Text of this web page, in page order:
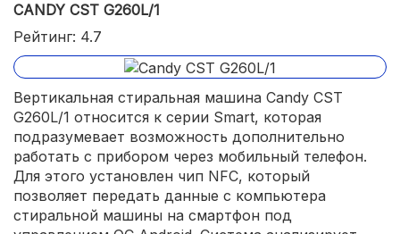
CANDY CST G260L/1
Рейтинг: 4.7
Вертикальная стиральная машина Candy CST
G260L/1 относится к серии Smart, которая
подразумевает возможность дополнительно
работать с прибором через мобильный телефон.
Для этого установлен чип NFC, который
позволяет передать данные с компьютера
стиральной машины на смартфон под